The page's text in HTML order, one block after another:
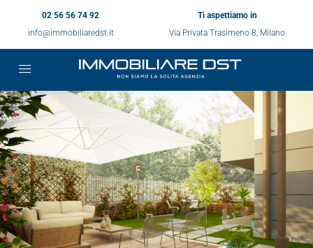
02 56 56 74 92
info@immobiliaredst.it
Ti aspettiamo in
Via Privata Trasimeno 8, Milano